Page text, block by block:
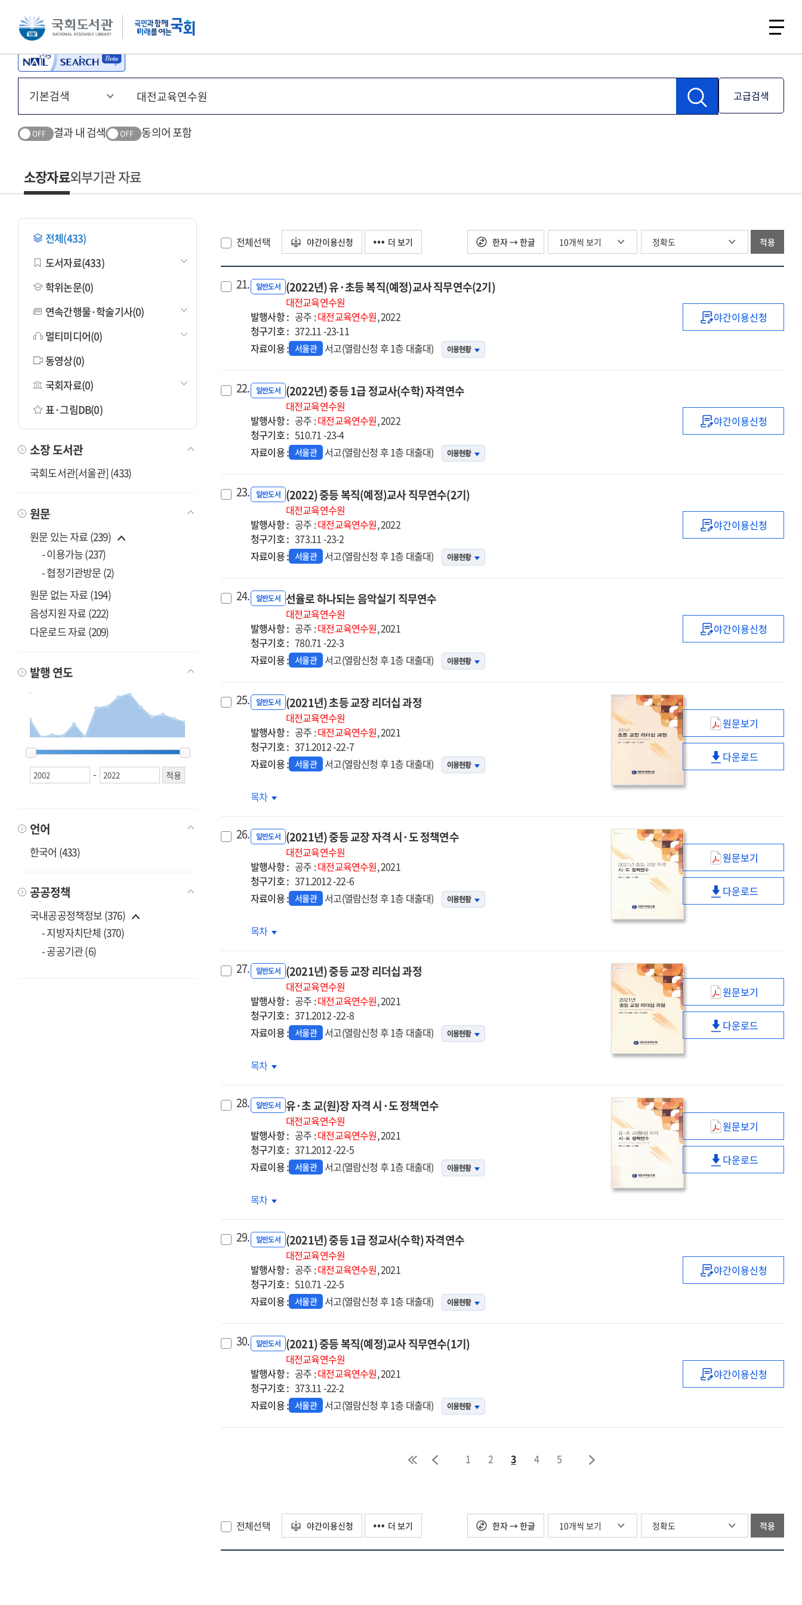
본문 바로가기 주메뉴 바로가기
고급검색
OFF 결과 내 검색 OFF 동의어 포함
소장자료외부기관 자료
전체(433)
도서자료(433)
학위논문(0)
연속간행물·학술기사(0)
멀티미디어(0)
동영상(0)
국회자료(0)
표·그림DB(0)
소장 도서관
국회도서관[서울관] (433)
원문
원문 있는 자료 (239)
- 이용가능 (237)
- 협정기관방문 (2)
원문 없는 자료 (194)
음성지원 자료 (222)
다운로드 자료 (209)
발행 연도
-
언어
한국어 (433)
공공정책
국내공공정책정보 (376)
- 지방자치단체 (370)
- 공공기관 (6)
전체선택 야간이용신청 더 보기 한자 → 한글 적용
21. 일반도서 (2022년) 유·초등 복직(예정)교사 직무연수(2기)
대전교육연수원
발행사항 : 공주 :대전교육연수원, 2022
청구기호 : 372.11 -23-11
자료이용 : 서울관 서고(열람신청 후 1층 대출대) 이용현황
(2022년)
교사
직무연수
(2기)
야간이용신청
22. 일반도서 (2022년) 중등 1급 정교사(수학) 자격연수
대전교육연수원
발행사항 : 공주 :대전교육연수원, 2022
청구기호 : 510.71 -23-4
자료이용 : 서울관 서고(열람신청 후 1층 대출대) 이용현황
(2022년)
야간이용신청
23. 일반도서 (2022) 중등 복직(예정)교사 직무연수(2기)
대전교육연수원
발행사항 : 공주 :대전교육연수원, 2022
청구기호 : 373.11 -23-2
자료이용 : 서울관 서고(열람신청 후 1층 대출대) 이용현황
(2022)
(2기)
야간이용신청
24. 일반도서 선율로 하나되는 음악실기 직무연수
대전교육연수원
발행사항 : 공주 :대전교육연수원, 2021
청구기호 : 780.71 -22-3
자료이용 : 서울관 서고(열람신청 후 1층 대출대) 이용현황
선율로
야간이용신청
25. 일반도서 (2021년) 초등 교장 리더십 과정
대전교육연수원
발행사항 : 공주 :대전교육연수원, 2021
청구기호 : 371.2012 -22-7
자료이용 : 서울관 서고(열람신청 후 1층 대출대) 이용현황
(2021년)
초등
교장
리더십
원문보기
(2021년)
다운로드
(2021년)
리더십
목차
26. 일반도서 (2021년) 중등 교장 자격 시·도 정책연수
대전교육연수원
발행사항 : 공주 :대전교육연수원, 2021
청구기호 : 371.2012 -22-6
자료이용 : 서울관 서고(열람신청 후 1층 대출대) 이용현황
(2021년)
중등
교장
자격
원문보기
(2021년)
도
정책연수
다운로드
(2021년)
자격
·
도
정책연수
목차
27. 일반도서 (2021년) 중등 교장 리더십 과정
대전교육연수원
발행사항 : 공주 :대전교육연수원, 2021
청구기호 : 371.2012 -22-8
자료이용 : 서울관 서고(열람신청 후 1층 대출대) 이용현황
(2021년)
중등
교장
리더십
원문보기
(2021년)
다운로드
(2021년)
리더십
목차
28. 일반도서 유·초 교(원)장 자격 시·도 정책연수
대전교육연수원
발행사항 : 공주 :대전교육연수원, 2021
청구기호 : 371.2012 -22-5
자료이용 : 서울관 서고(열람신청 후 1층 대출대) 이용현황
유
·
초
교
도
정책연수
원문보기
유
시
·
다운로드
유
교
장
자격
시
정책연수
목차
29. 일반도서 (2021년) 중등 1급 정교사(수학) 자격연수
대전교육연수원
발행사항 : 공주 :대전교육연수원, 2021
청구기호 : 510.71 -22-5
자료이용 : 서울관 서고(열람신청 후 1층 대출대) 이용현황
(2021년)
야간이용신청
30. 일반도서 (2021) 중등 복직(예정)교사 직무연수(1기)
대전교육연수원
발행사항 : 공주 :대전교육연수원, 2021
청구기호 : 373.11 -22-2
자료이용 : 서울관 서고(열람신청 후 1층 대출대) 이용현황
(2021)
야간이용신청
1 2 3 4 5
전체선택 야간이용신청 더 보기 한자 → 한글 적용